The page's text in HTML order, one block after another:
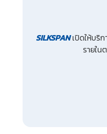
SILKSPANเปิดให้บริก
รายใน